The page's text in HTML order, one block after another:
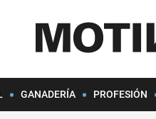
GANADERÍA PROFESIÓN